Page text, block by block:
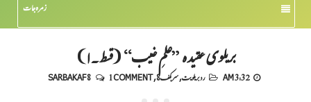
زمرہ جات
بریلوی عقیدہ ”علمِ غیب“ (قسط۔۱)
3:32 AM رد بریلویت,سربکف8 ,
SARBAKAF 8 1 COMMENT